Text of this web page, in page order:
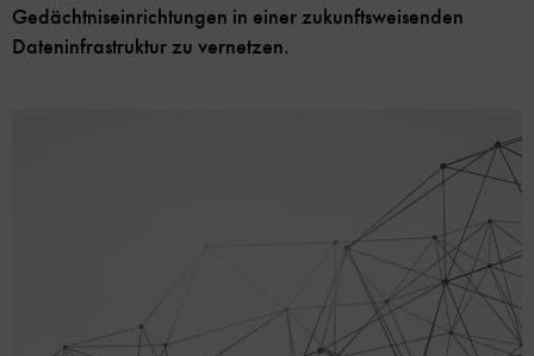
Gedächtniseinrichtungen in einer zukunftsweisenden
Dateninfrastruktur zu vernetzen.